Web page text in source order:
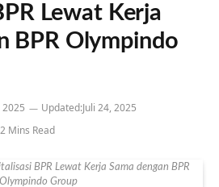
Lewat Kerja
BPR Olympindo
Updated:Juli 24, 2025
2 Mins Read
BPR Lewat Kerja Sama dengan BPR
Olympindo Group